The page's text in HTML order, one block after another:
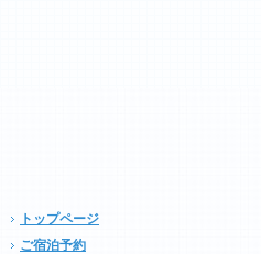
トップページ
ご宿泊予約